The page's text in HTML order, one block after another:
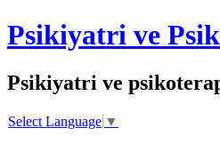
Psikiyatri ve
Psikiyatri ve
Select Language ▼